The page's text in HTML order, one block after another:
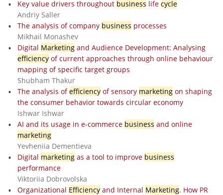
Key value drivers throughout business life cycle
Andriy Saller
The analysis of company business processes
Mikhail Monashev
Digital Marketingand Audience Development: Analysing
efficiencyof current approaches through online behaviour
mapping of specific target groups
Shubham Thakur
The analysis ofefficiencyof sensory marketingon shaping
the consumer behavior towards circular economy
Ishwar Ishwar
AI and its usage in e-commerce business and online
marketing
Yevheniia Dementieva
Digital marketingas a tool to improve business
performance
Viktoriia Dobrovolska
Organizational Efficiencyand Internal Marketing. How PR